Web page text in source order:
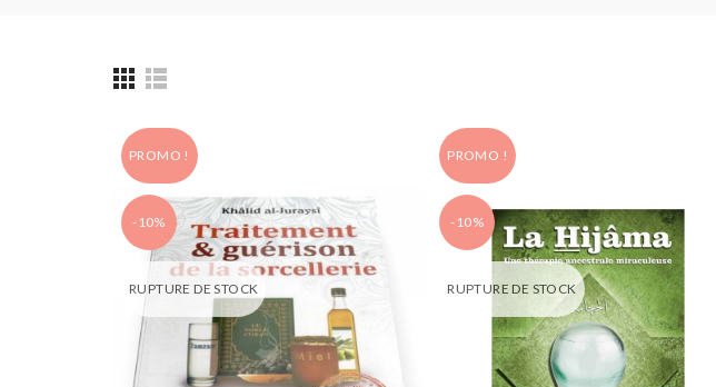
PROMO !
-10%
RUPTURE DE STOCK
PROMO !
-10%
RUPTURE DE STOCK